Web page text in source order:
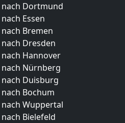
Dortmund
Essen
Bremen
Dresden
Hannover
Nürnberg
Duisburg
Bochum
Wuppertal
Bielefeld